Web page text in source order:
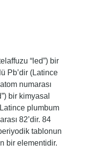
“led”) bir
Pb’dir (Latince
numarası
bir kimyasal
plumbum
82’dir. 84
tablonun
bir elementidir.